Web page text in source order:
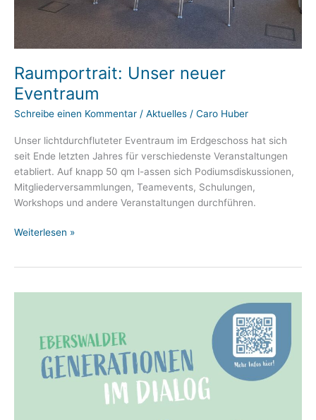
Raumportrait: Unser neuer
Eventraum
Schreibe einen Kommentar / Aktuelles / Caro Huber
Unser lichtdurchfluteter Eventraum im Erdgeschoss hat sich
seit Ende letzten Jahres für verschiedenste Veranstaltungen
etabliert. Auf knapp 50 qm l-assen sich Podiumsdiskussionen,
Mitgliederversammlungen, Teamevents, Schulungen,
Workshops und andere Veranstaltungen durchführen.
Raumportrait:
Weiterlesen »